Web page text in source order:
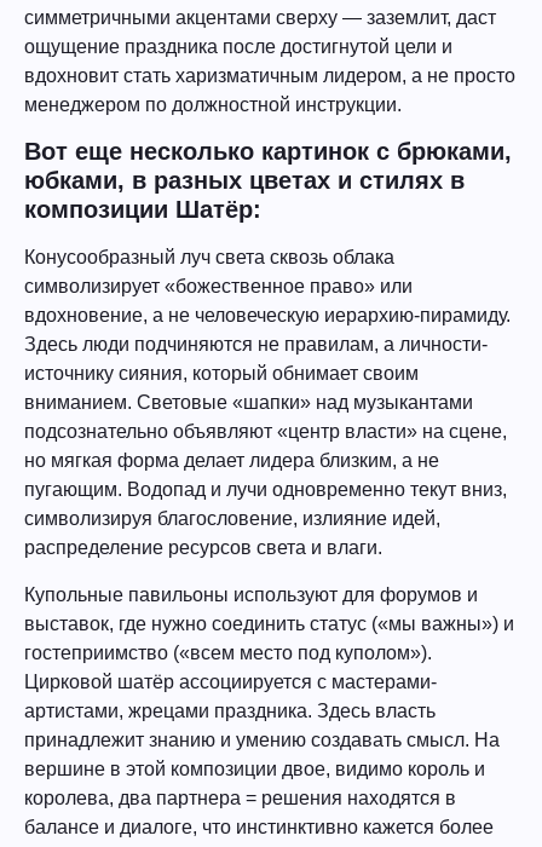
симметричными акцентами сверху — заземлит, даст
ощущение праздника после достигнутой цели и
вдохновит стать харизматичным лидером, а не просто
менеджером по должностной инструкции.
Вот еще несколько картинок с брюками,
юбками, в разных цветах и стилях в
композиции Шатёр:
Конусообразный луч света сквозь облака
символизирует «божественное право» или
вдохновение, а не человеческую иерархию-пирамиду.
Здесь люди подчиняются не правилам, а личности-
источнику сияния, который обнимает своим
вниманием. Световые «шапки» над музыкантами
подсознательно объявляют «центр власти» на сцене,
но мягкая форма делает лидера близким, а не
пугающим. Водопад и лучи одновременно текут вниз,
символизируя благословение, излияние идей,
распределение ресурсов света и влаги.
Купольные павильоны используют для форумов и
выставок, где нужно соединить статус («мы важны») и
гостеприимство («всем место под куполом»).
Цирковой шатёр ассоциируется с мастерами-
артистами, жрецами праздника. Здесь власть
принадлежит знанию и умению создавать смысл. На
вершине в этой композиции двое, видимо король и
королева, два партнера = решения находятся в
балансе и диалоге, что инстинктивно кажется более